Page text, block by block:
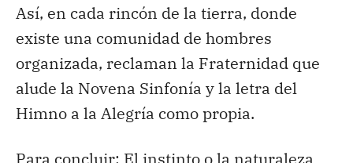
Así, en cada rincón de la tierra, donde
existe una comunidad de hombres
organizada, reclaman la Fraternidad que
alude la Novena Sinfonía y la letra del
Himno a la Alegría como propia.